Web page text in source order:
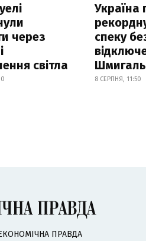
через
світла
спеку
Шмигаль
8 СЕРПНЯ, 11:50
ПРАВДА